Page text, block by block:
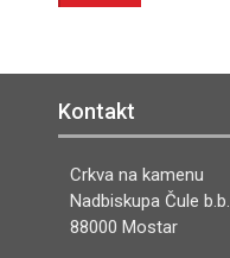
Kontakt
Crkva na kamenu
Nadbiskupa Čule b.b.
88000 Mostar